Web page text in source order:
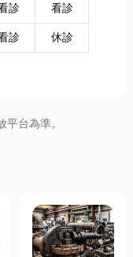
診
看診
診 休診
台為準。